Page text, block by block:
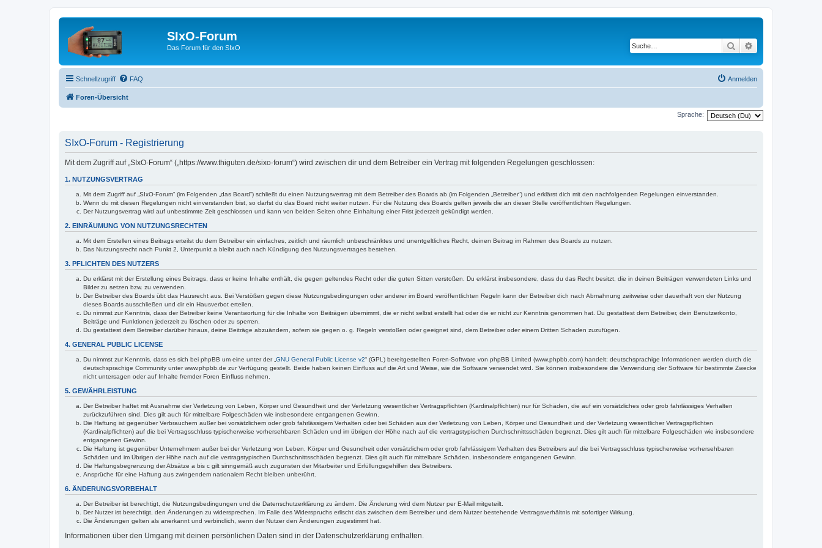
SIxO-Forum
Das Forum für den SIxO Suche
Schnellzugriff FAQ Anmelden
Foren-Übersicht
Sprache:
SIxO-Forum - Registrierung
Mit dem Zugriff auf „SIxO-Forum“ („https://www.thiguten.de/sixo-forum“) wird zwischen dir und dem Betreiber ein Vertrag mit folgenden Regelungen geschlossen:
1. NUTZUNGSVERTRAG
Mit dem Zugriff auf „SIxO-Forum“ (im Folgenden „das Board“) schließt du einen Nutzungsvertrag mit dem Betreiber des Boards ab (im Folgenden „Betreiber“) und erklärst dich mit den nachfolgenden Regelungen einverstanden.
Wenn du mit diesen Regelungen nicht einverstanden bist, so darfst du das Board nicht weiter nutzen. Für die Nutzung des Boards gelten jeweils die an dieser Stelle veröffentlichten Regelungen.
Der Nutzungsvertrag wird auf unbestimmte Zeit geschlossen und kann von beiden Seiten ohne Einhaltung einer Frist jederzeit gekündigt werden.
2. EINRÄUMUNG VON NUTZUNGSRECHTEN
Mit dem Erstellen eines Beitrags erteilst du dem Betreiber ein einfaches, zeitlich und räumlich unbeschränktes und unentgeltliches Recht, deinen Beitrag im Rahmen des Boards zu nutzen.
Das Nutzungsrecht nach Punkt 2, Unterpunkt a bleibt auch nach Kündigung des Nutzungsvertrages bestehen.
3. PFLICHTEN DES NUTZERS
Du erklärst mit der Erstellung eines Beitrags, dass er keine Inhalte enthält, die gegen geltendes Recht oder die guten Sitten verstoßen. Du erklärst insbesondere, dass du das Recht besitzt, die in deinen Beiträgen verwendeten Links und
Bilder zu setzen bzw. zu verwenden.
Der Betreiber des Boards übt das Hausrecht aus. Bei Verstößen gegen diese Nutzungsbedingungen oder anderer im Board veröffentlichten Regeln kann der Betreiber dich nach Abmahnung zeitweise oder dauerhaft von der Nutzung
dieses Boards ausschließen und dir ein Hausverbot erteilen.
Du nimmst zur Kenntnis, dass der Betreiber keine Verantwortung für die Inhalte von Beiträgen übernimmt, die er nicht selbst erstellt hat oder die er nicht zur Kenntnis genommen hat. Du gestattest dem Betreiber, dein Benutzerkonto,
Beiträge und Funktionen jederzeit zu löschen oder zu sperren.
Du gestattest dem Betreiber darüber hinaus, deine Beiträge abzuändern, sofern sie gegen o. g. Regeln verstoßen oder geeignet sind, dem Betreiber oder einem Dritten Schaden zuzufügen.
4. GENERAL PUBLIC LICENSE
Du nimmst zur Kenntnis, dass es sich bei phpBB um eine unter der „ GNU General Public License v2“ (GPL) bereitgestellten Foren-Software von phpBB Limited (www.phpbb.com) handelt; deutschsprachige Informationen werden durch die
deutschsprachige Community unter www.phpbb.de zur Verfügung gestellt. Beide haben keinen Einfluss auf die Art und Weise, wie die Software verwendet wird. Sie können insbesondere die Verwendung der Software für bestimmte Zwecke
nicht untersagen oder auf Inhalte fremder Foren Einfluss nehmen.
5. GEWÄHRLEISTUNG
Der Betreiber haftet mit Ausnahme der Verletzung von Leben, Körper und Gesundheit und der Verletzung wesentlicher Vertragspflichten (Kardinalpflichten) nur für Schäden, die auf ein vorsätzliches oder grob fahrlässiges Verhalten
zurückzuführen sind. Dies gilt auch für mittelbare Folgeschäden wie insbesondere entgangenen Gewinn.
Die Haftung ist gegenüber Verbrauchern außer bei vorsätzlichem oder grob fahrlässigem Verhalten oder bei Schäden aus der Verletzung von Leben, Körper und Gesundheit und der Verletzung wesentlicher Vertragspflichten
(Kardinalpflichten) auf die bei Vertragsschluss typischerweise vorhersehbaren Schäden und im übrigen der Höhe nach auf die vertragstypischen Durchschnittsschäden begrenzt. Dies gilt auch für mittelbare Folgeschäden wie insbesondere
entgangenen Gewinn.
Die Haftung ist gegenüber Unternehmern außer bei der Verletzung von Leben, Körper und Gesundheit oder vorsätzlichem oder grob fahrlässigem Verhalten des Betreibers auf die bei Vertragsschluss typischerweise vorhersehbaren
Schäden und im Übrigen der Höhe nach auf die vertragstypischen Durchschnittsschäden begrenzt. Dies gilt auch für mittelbare Schäden, insbesondere entgangenen Gewinn.
Die Haftungsbegrenzung der Absätze a bis c gilt sinngemäß auch zugunsten der Mitarbeiter und Erfüllungsgehilfen des Betreibers.
Ansprüche für eine Haftung aus zwingendem nationalem Recht bleiben unberührt.
6. ÄNDERUNGSVORBEHALT
Der Betreiber ist berechtigt, die Nutzungsbedingungen und die Datenschutzerklärung zu ändern. Die Änderung wird dem Nutzer per E-Mail mitgeteilt.
Der Nutzer ist berechtigt, den Änderungen zu widersprechen. Im Falle des Widerspruchs erlischt das zwischen dem Betreiber und dem Nutzer bestehende Vertragsverhältnis mit sofortiger Wirkung.
Die Änderungen gelten als anerkannt und verbindlich, wenn der Nutzer den Änderungen zugestimmt hat.
Informationen über den Umgang mit deinen persönlichen Daten sind in der Datenschutzerklärung enthalten.